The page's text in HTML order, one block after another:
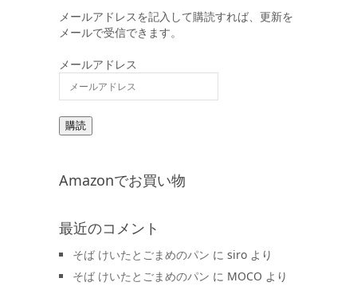
メールアドレスを記入して購読すれば、更新を
メールで受信できます。
メールアドレス
購読
Amazonでお買い物
最近のコメント
そば けいたとごまめのパン に siro より
そば けいたとごまめのパン に MOCO より